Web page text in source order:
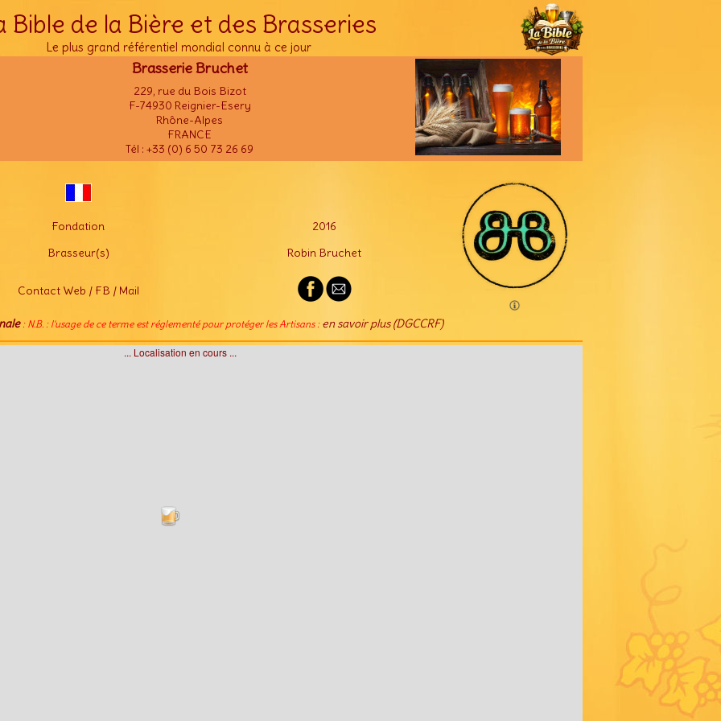
Bible de la Bière et des Brasseries
Le plus grand référentiel mondial connu à ce jour
Brasserie Bruchet
229, rue du Bois Bizot
F-74930 Reignier-Esery
Rhône-Alpes
FRANCE
Tél : +33 (0) 6 50 73 26 69
Fondation
2016
Brasseur(s)
Robin Bruchet
Contact Web / FB / Mail
: N.B. : l'usage de ce terme est réglementé pour protéger les Artisans : en savoir plus (DGCCRF)
... Localisation en cours ...